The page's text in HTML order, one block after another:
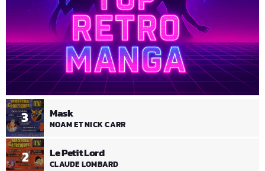
2 Le Petit Lord
CLAUDE LOMBARD
3 Mask
NOAM ET NICK CARR